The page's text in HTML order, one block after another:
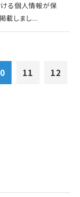
る個人情報が保
載しまし...
11
12